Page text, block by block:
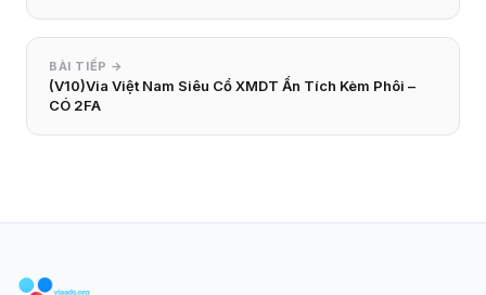
BÀI TIẾP →
(V10)Via Việt Nam Siêu Cổ XMDT Ẩn Tích Kèm Phôi –
CÓ 2FA